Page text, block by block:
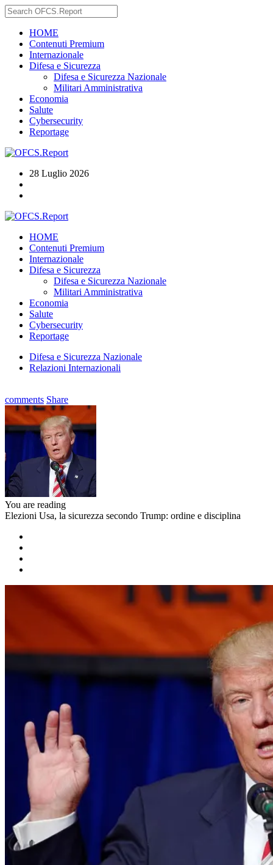
HOME
Contenuti Premium
Internazionale
Difesa e Sicurezza
Difesa e Sicurezza Nazionale
Militari Amministrativa
Economia
Salute
Cybersecurity
Reportage
28 Luglio 2026
HOME
Contenuti Premium
Internazionale
Difesa e Sicurezza
Difesa e Sicurezza Nazionale
Militari Amministrativa
Economia
Salute
Cybersecurity
Reportage
Difesa e Sicurezza Nazionale
Relazioni Internazionali
comments Share
You are reading
Elezioni Usa, la sicurezza secondo Trump: ordine e disciplina